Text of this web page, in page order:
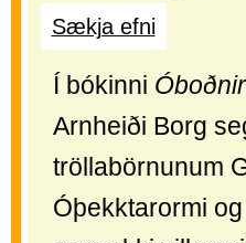
Sækja efni
Í bókinni
Arnheiði Borg
tröllabörnunum
Óþekktarormi